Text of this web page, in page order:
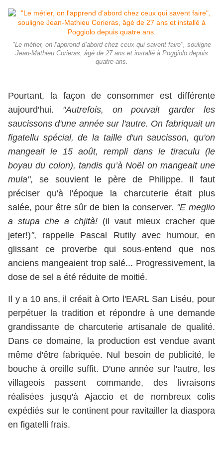
"Le métier, on l'apprend d’abord chez ceux qui savent faire", souligne
Jean-Mathieu Corieras, âgé de 27 ans et installé à Poggiolo depuis
quatre ans.
Pourtant, la façon de consommer est différente
aujourd'hui. "Autrefois, on pouvait garder les
saucissons d'une année sur l'autre. On fabriquait un
figatellu spécial, de la taille d'un saucisson, qu'on
mangeait le 15 août, rempli dans le tiraculu (le
boyau du colon), tandis qu’à Noël on mangeait une
mula", se souvient le père de Philippe. Il faut
préciser qu'à l'époque la charcuterie était plus
salée, pour être sûr de bien la conserver. "E meglio
a stupa che a chjità! (il vaut mieux cracher que
jeter!)", rappelle Pascal Rutily avec humour, en
glissant ce proverbe qui sous-entend que nos
anciens mangeaient trop salé... Progressivement, la
dose de sel a été réduite de moitié.
Il y a 10 ans, il créait à Orto l'EARL San Liséu, pour
perpétuer la tradition et répondre à une demande
grandissante de charcuterie artisanale de qualité.
Dans ce domaine, la production est vendue avant
même d'être fabriquée. Nul besoin de publicité, le
bouche à oreille suffit. D'une année sur l'autre, les
villageois passent commande, des livraisons
réalisées jusqu'à Ajaccio et de nombreux colis
expédiés sur le continent pour ravitailler la diaspora
en figatelli frais.